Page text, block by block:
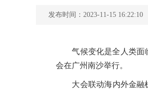
发布时间：2023-11-15 16:22:10
气候变化是全人类面临
会在广州南沙举行。
大会联动海内外金融机